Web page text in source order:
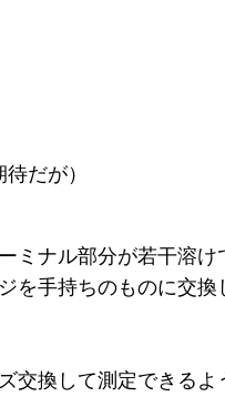
だが）
ナル部分が若干溶
を手持ちのものに交
換して測定できるよ